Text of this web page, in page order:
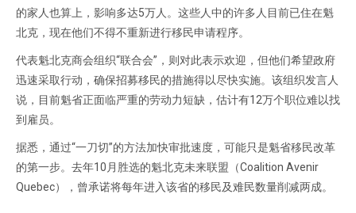
的家人也算上，影响多达5万人。这些人中的许多人目前已住在魁
北克，现在他们不得不重新进行移民申请程序。
代表魁北克商会组织“联合会”，则对此表示欢迎，但他们希望政府
迅速采取行动，确保招募移民的措施得以尽快实施。该组织发言人
说，目前魁省正面临严重的劳动力短缺，估计有12万个职位难以找
到雇员。
据悉，通过“一刀切”的方法加快审批速度，可能只是魁省移民改革
的第一步。去年10月胜选的魁北克未来联盟（Coalition Avenir
Quebec），曾承诺将每年进入该省的移民及难民数量削减两成。